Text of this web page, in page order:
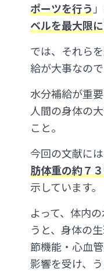
ポーツを行う
ベルを最大限
では、それら
給が大事なので
水分補給が重
人間の身体の
こと。
今回の文献には
肪体重の約７
示しています。
よって、体内
うと、身体の
節機能・心血
影響を受け、